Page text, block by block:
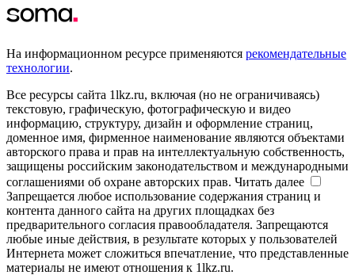
На информационном ресурсе применяются рекомендательные
технологии.
Все ресурсы сайта 1lkz.ru, включая (но не ограничиваясь)
текстовую, графическую, фотографическую и видео
информацию, структуру, дизайн и оформление страниц,
доменное имя, фирменное наименование являются объектами
авторского права и прав на интеллектуальную собственность,
защищены российским законодательством и международными
соглашениями об охране авторских прав. Читать далее
Запрещается любое использование содержания страниц и
контента данного сайта на других площадках без
предварительного согласия правообладателя. Запрещаются
любые иные действия, в результате которых у пользователей
Интернета может сложиться впечатление, что представленные
материалы не имеют отношения к 1lkz.ru.